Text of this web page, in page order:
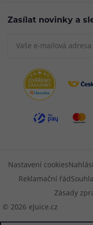
Zasílat novinky a
© 2026 eJuice.cz
Nastavení cookies
Reklamační řád
Zásady